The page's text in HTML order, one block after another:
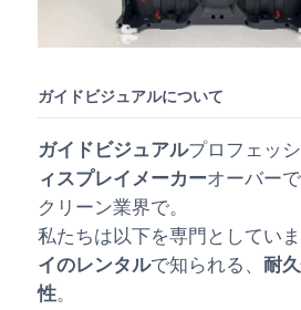
ガイドビジュアルについて
ガイドビジュアルプロフェッ
ィスプレイメーカーオーバーで
クリーン業界で。
私たちは以下を専門としてい
イのレンタルで知られる、耐
性。